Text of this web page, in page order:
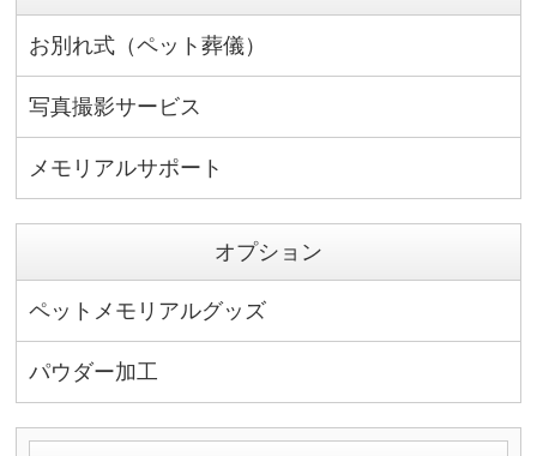
お別れ式（ペット葬儀）
写真撮影サービス
メモリアルサポート
オプション
ペットメモリアルグッズ
パウダー加工